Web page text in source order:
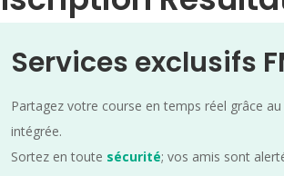
Services exclusifs
Partagez votre course en temps réel grâce au
intégrée.
Sortez en toute sécurité; vos amis sont